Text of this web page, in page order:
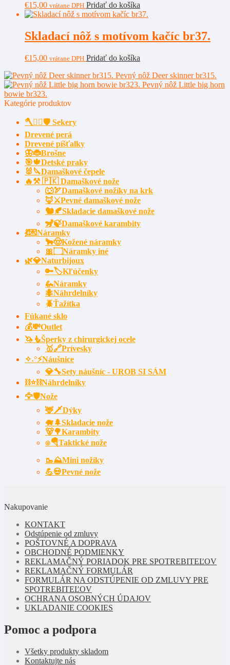
€15,00 vrátane DPH Pridať do košíka
Skladací nôž s motívom kačíc br37.
€15,00 vrátane DPH Pridať do košíka
Pevný nôž Deer skinner br315.
Pevný nôž Little big horn
bowie br323.
Kategórie produktov
🪓🧔‍♂️🛡️ Sekery
Drevené perá
Drevené píšťalky
🦋🐞Brošne
🎯🍁Detské praky
🐰🔪Damaškové čepele
🔥⚒️ 🇵🇰 Damaškové nože
🐺🏹Damaškové nožíky na krk
🦊⚔️Pevné damaškové nože
🐿️🍂Skladacie damaškové nože
🦨🍃Damaškové karambity
💃💌Náramky
🐂🤠Kožené náramky
🎀۝Náramky iné
🌿💎Naturbijoux
🔑🏷️Kľúčenky
🦗Náramky
🐜Náhrdelníky
🪲Ťažítka
Fúkané sklo
💰💸Outlet
🦄🧜Šperky z chirurgickej ocele
🥇🔗Prívesky
✧˖°⚡Náušnice
💎🔧Sety náušníc - UROB SI SÁM
⛓⭐⛓️Náhrdelníky
🦅🛡️Nože
🦌🗡Dýky
🐗🌲Skladacie nože
🐻🌳Karambity
⍟🪂Taktické nože
🥾⛰️Mini nožíky
💪💀Pevné nože
Nakupovanie
KONTAKT
Odstúpenie od zmluvy
POŠTOVNÉ A DOPRAVA
OBCHODNÉ PODMIENKY
REKLAMAČNÝ PORIADOK PRE SPOTREBITEĽOV
REKLAMAČNÝ FORMULÁR
FORMULÁR NA ODSTÚPENIE OD ZMLUVY PRE
SPOTREBITEĽOV
OCHRANA OSOBNÝCH ÚDAJOV
UKLADANIE COOKIES
Pomoc a podpora
Všetky produkty skladom
Kontaktujte nás